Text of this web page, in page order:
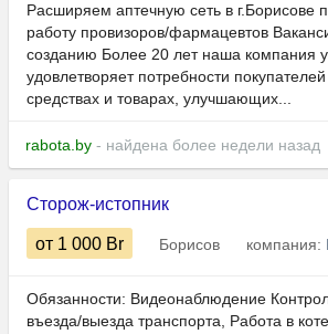
Расширяем аптечную сеть в г.Борисове
работу провизоров/фармацевтов
созданию Более 20 лет наша компания
удовлетворяет потребности
средствах и товарах, улучшающих...
rabota.by - найдена более недели назад
Сторож-истопник
от 1 000 Br Борисов компания:
Обязанности: Видеонаблюдение
въезда/выезда транспорта, Работа в